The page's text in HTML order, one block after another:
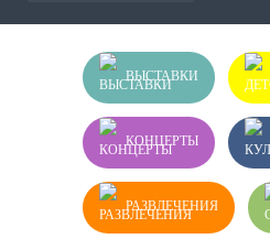
ВЫСТАВКИ
КОНЦЕРТЫ
РАЗВЛЕЧЕНИЯ